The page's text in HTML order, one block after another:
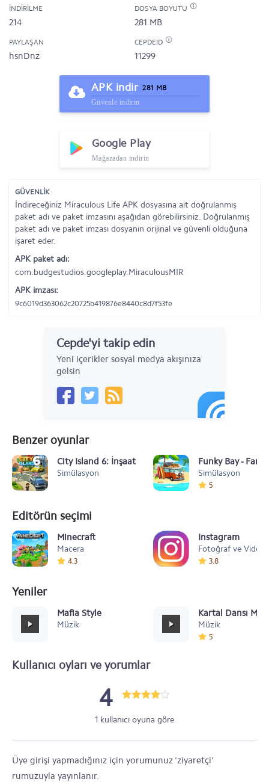
İNDIRILME
214
DOSYA BOYUTU
281 MB
PAYLAŞAN
hsnDnz
CEPDEID
11299
APK indir 281 MB
Güvenle indirin
Google Play
Mağazadan indirin
GÜVENLİK
İndireceğiniz Miraculous Life APK dosyasına ait doğrulanmış
paket adı ve paket imzasını aşağıdan görebilirsiniz. Doğrulanmış
paket adı ve paket imzası dosyanın orijinal ve güvenli olduğuna
işaret eder.
APK paket adı:
com.budgestudios.googleplay.MiraculousMIR
APK imzası:
9c6019d363062c20725b419876e8440c8d7f53fe
Cepde'yi takip edin
Yeni içerikler sosyal medya akışınıza
gelsin
Benzer oyunlar
City Island 6: İnşaat Hayatı
Simülasyon
Funky Bay -
Simülasyon
5
Editörün seçimi
Minecraft
Macera
4.3
Instagram
Fotoğraf ve Video
3.8
Yeniler
Mafia Style
Müzik
Kartal Dansı
Müzik
5
Kullanıcı oyları ve yorumlar
4
1 kullanıcı oyuna göre
Üye girişi yapmadığınız için yorumunuz 'ziyaretçi'
rumuzuyla yayınlanır.